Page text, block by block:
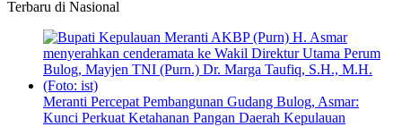
Terbaru di Nasional
Meranti Percepat Pembangunan Gudang Bulog, Asmar:
Kunci Perkuat Ketahanan Pangan Daerah Kepulauan